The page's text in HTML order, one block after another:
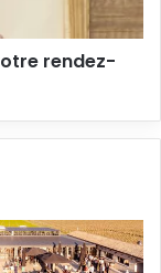
rendez-